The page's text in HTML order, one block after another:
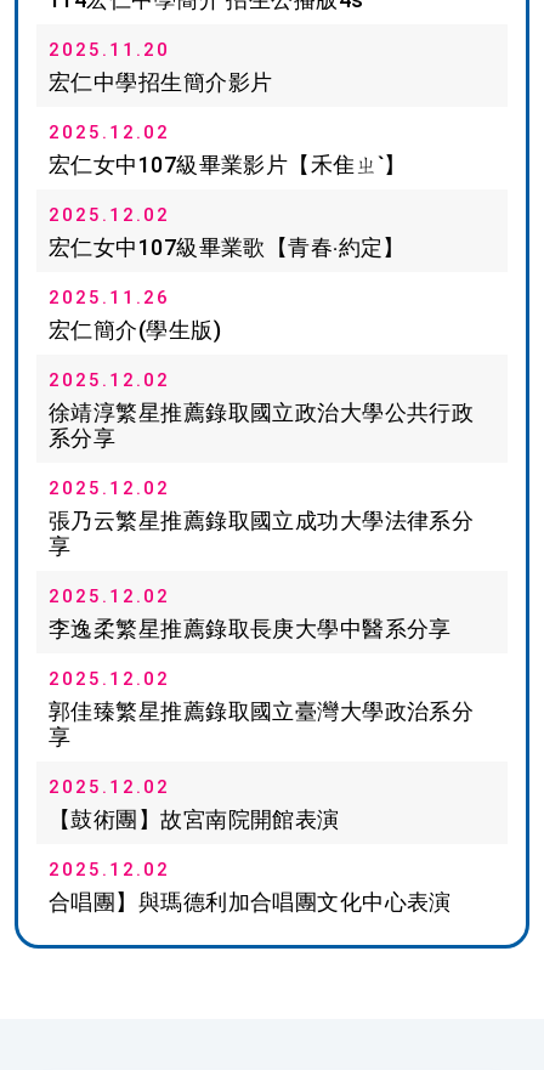
2025.11.20
宏仁中學招生簡介影片
2025.12.02
宏仁女中107級畢業影片【禾隹ㄓˋ】
2025.12.02
宏仁女中107級畢業歌【青春‧約定】
2025.11.26
宏仁簡介(學生版)
2025.12.02
徐靖淳繁星推薦錄取國立政治大學公共行政
系分享
2025.12.02
張乃云繁星推薦錄取國立成功大學法律系分
享
2025.12.02
李逸柔繁星推薦錄取長庚大學中醫系分享
2025.12.02
郭佳臻繁星推薦錄取國立臺灣大學政治系分
享
2025.12.02
【鼓術團】故宮南院開館表演
2025.12.02
合唱團】與瑪德利加合唱團文化中心表演